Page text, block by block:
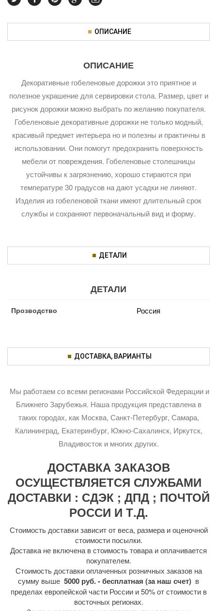
ОПИСАНИЕ
ОПИСАНИЕ
Декоративные гобеленовые дорожки это приятное и
полезное украшение для сервировки стола. Размер, цвет и
рисунок дорожки можно выбрать по желанию покупателя.
Гобеленовые декоративные дорожки не только модный,
красивый предмет интерьера но и полезны и практичны в
использовании. Они помогут предохранить поверхность
мебели от повреждения. Гобеленовые столешницы
устойчивы к загрязнению, хорошо стираются при
температуре 30 градусов на дают усадки не линяют.
Изделия из гобеленовой ткани имеют длительный срок
службы и сохраняют первоначальный вид и форму.
ДЕТАЛИ
ДЕТАЛИ
Прозводство Россия
ДОСТАВКА, ВАРИАНТЫ
Мы работаем со всеми регионами Российской Федерации и
Ближнего Зарубежья. Наша продукция представлена в
таких городах, как Москва, Санкт-Петербург, Самара,
Калининград, Екатеринбург, Южно-Сахалинск, Иркутск,
Владивосток и многих других.
ДОСТАВКА ЗАКАЗОВ
ОСУЩЕСТВЛЯЕТСЯ СЛУЖБАМИ
ДОСТАВКИ : СДЭК ; ДПД ; ПОЧТОЙ
РОССИ И Т.Д.
Стоимость доставки зависит от веса, размера и оценочной
стоимости посылки.
Доставка не включена в стоимость товара и оплачивается
покупателем.
Стоимость доставки оплаченных розничных заказов на
сумму выше 5000 руб. - бесплатная (за наш счет) в
пределах европейской части России и 50% от стоимости в
восточных регионах.